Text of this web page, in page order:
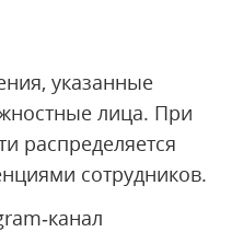
указанные
лица. При
распределяется
сотрудников.